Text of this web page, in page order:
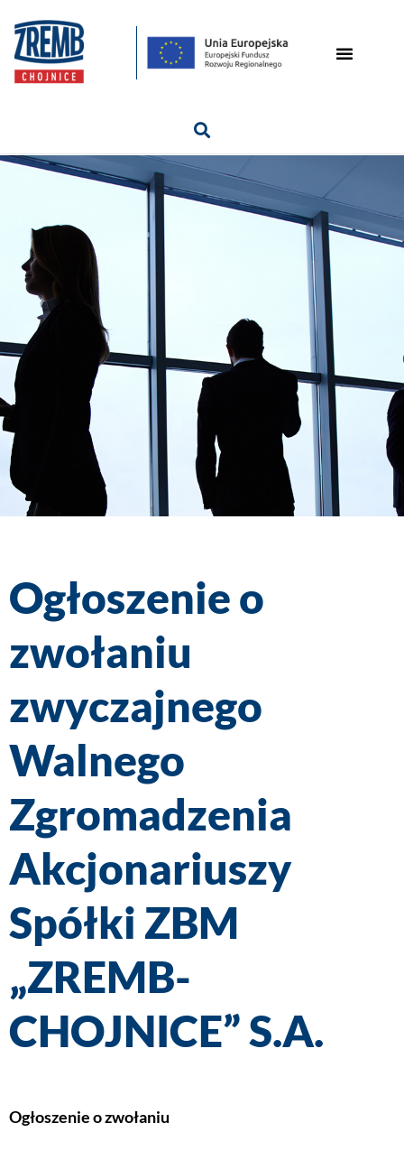
Ogłoszenie o
zwołaniu
zwyczajnego
Walnego
Zgromadzenia
Akcjonariuszy
Spółki ZBM
„ZREMB-
CHOJNICE” S.A.
Ogłoszenie o zwołaniu